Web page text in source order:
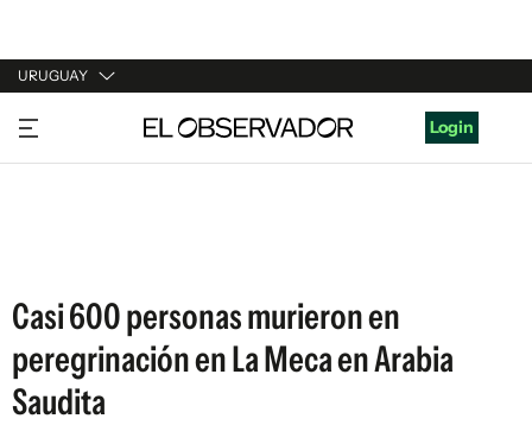
URUGUAY
URUGUAY
ARGENTINA
Login
Casi 600 personas murieron en
peregrinación en La Meca en Arabia
Saudita